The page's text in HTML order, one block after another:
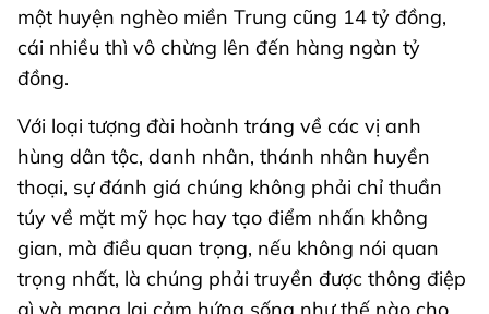
một huyện nghèo miền Trung cũng 14 tỷ đồng,
cái nhiều thì vô chừng lên đến hàng ngàn tỷ
đồng.
Với loại tượng đài hoành tráng về các vị anh
hùng dân tộc, danh nhân, thánh nhân huyền
thoại, sự đánh giá chúng không phải chỉ thuần
túy về mặt mỹ học hay tạo điểm nhấn không
gian, mà điều quan trọng, nếu không nói quan
trọng nhất, là chúng phải truyền được thông điệp
gì và mang lại cảm hứng sống như thế nào cho